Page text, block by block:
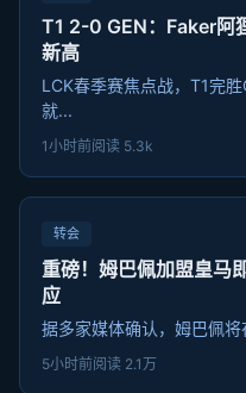
T1 2-0 GEN：Faker阿
新高
LCK春季赛焦点战，T1完
就...
1小时前阅读 5.3k
转会
重磅！姆巴佩加盟皇马
应
据多家媒体确认，姆巴佩
5小时前阅读 2.1万